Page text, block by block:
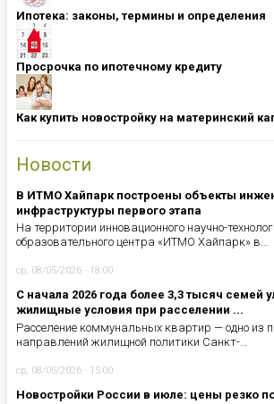
Ипотека: ​​​​​​​законы, термины и определения
Просрочка по ипотечному кредиту
Как купить новостройку на материнский
Новости
В ИТМО Хайпарк построены объекты
инфраструктуры первого этапа
На территории инновационного научно-
образовательного центра «ИТМО Хайпарк» в…
ср, 08/05/2026 - 18:00
С начала 2026 года более 3,3 тысяч семей
жилищные условия при расселении ...
Расселение коммунальных квартир — одно из
направлений жилищной политики Санкт-…
ср, 08/05/2026 - 15:00
Новостройки России в июле: цены резко